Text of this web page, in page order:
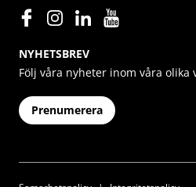
NYHETSBREV
Följ våra nyheter inom våra olika
Prenumerera